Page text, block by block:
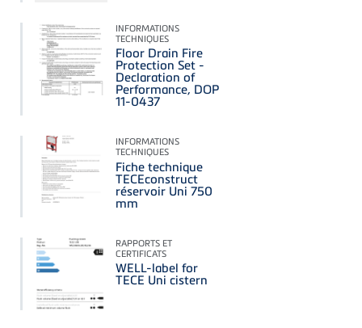
INFORMATIONS
TECHNIQUES
Floor Drain Fire
Protection Set -
Declaration of
Performance, DOP
11-0437
INFORMATIONS
TECHNIQUES
Fiche technique
TECEconstruct
réservoir Uni 750
mm
RAPPORTS ET
CERTIFICATS
WELL-label for
TECE Uni cistern